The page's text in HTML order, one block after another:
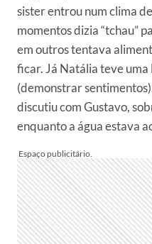
sister entrou num clima
momentos dizia “tchau”
em outros tentava
ficar. Já Natália teve uma
(demonstrar
discutiu com Gustavo,
enquanto a água estava